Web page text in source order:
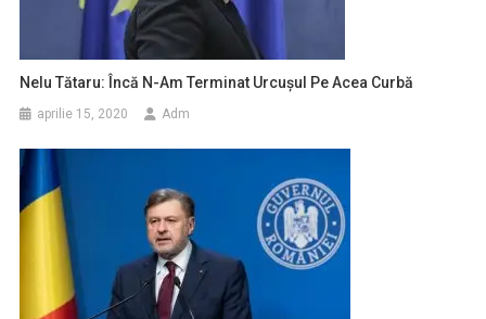
Nelu Tătaru: Încă N-Am Terminat Urcuşul Pe Acea Curbă
aprilie 15, 2020 Adm